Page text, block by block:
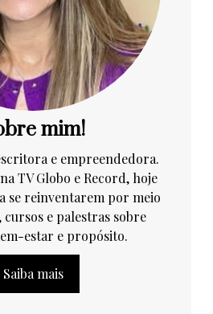
mim!
e empreendedora.
TV Globo e Record, hoje
se reinventarem por meio
cursos e palestras sobre
estar e propósito.
Saiba mais